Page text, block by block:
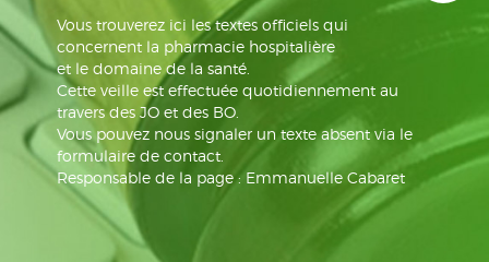
Vous trouverez ici les textes officiels qui
concernent la pharmacie hospitalière
et le domaine de la santé.
Cette veille est effectuée quotidiennement au
travers des JO et des BO.
Vous pouvez nous signaler un texte absent via le
formulaire de contact.
Responsable de la page : Emmanuelle Cabaret